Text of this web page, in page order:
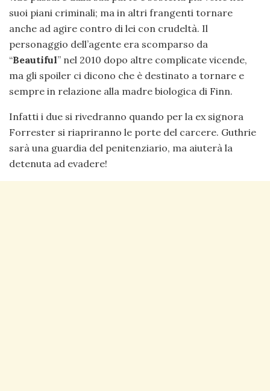
suoi piani criminali; ma in altri frangenti tornare
anche ad agire contro di lei con crudeltà. Il
personaggio dell’agente era scomparso da
“Beautiful” nel 2010 dopo altre complicate vicende,
ma gli spoiler ci dicono che è destinato a tornare e
sempre in relazione alla madre biologica di Finn.
Infatti i due si rivedranno quando per la ex signora
Forrester si riapriranno le porte del carcere. Guthrie
sarà una guardia del penitenziario, ma aiuterà la
detenuta ad evadere!